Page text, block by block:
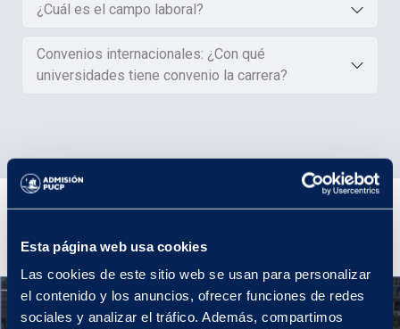
Esta página web usa cookies
Las cookies de este sitio web se usan para personalizar
el contenido y los anuncios, ofrecer funciones de redes
sociales y analizar el tráfico. Además, compartimos
¿Cuál es el campo laboral?
Convenios internacionales: ¿Con qué
universidades tiene convenio la carrera?
Plan de Estudios
Año 1